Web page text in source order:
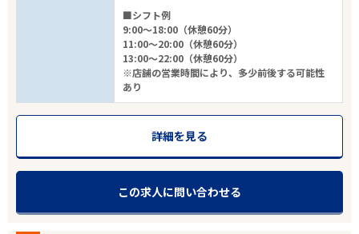
■シフト例
9:00～18:00（休憩60分）
11:00～20:00（休憩60分）
13:00～22:00（休憩60分）
※店舗の営業時間により、多少前後する可能性
あり
詳細を見る
この求人に問い合わせる